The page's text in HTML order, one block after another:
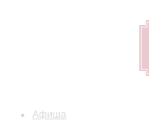
Афиша